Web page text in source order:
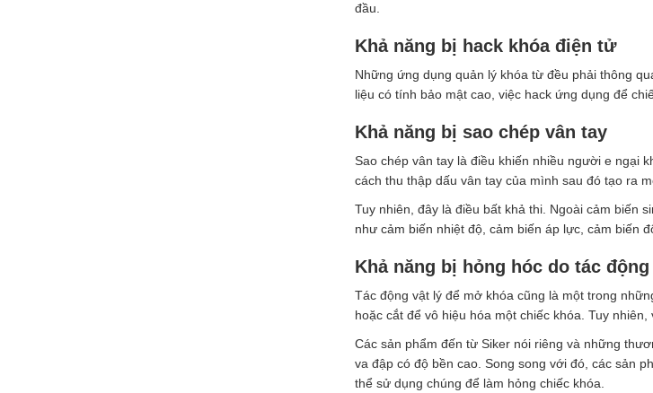
đầu.
Khả năng bị hack khóa điện tử
Những ứng dụng quản lý khóa từ đều phải thông
liệu có tính bảo mật cao, việc hack ứng dụng để
Khả năng bị sao chép vân tay
Sao chép vân tay là điều khiến nhiều người e ngại
cách thu thập dấu vân tay của mình sau đó tạo ra
Tuy nhiên, đây là điều bất khả thi. Ngoài cảm biến
như cảm biến nhiệt độ, cảm biến áp lực, cảm biến
Khả năng bị hỏng hóc do tác
Tác động vật lý để mở khóa cũng là một trong
hoặc cắt để vô hiệu hóa một chiếc khóa. Tuy
Các sản phẩm đến từ Siker nói riêng và những
va đập có độ bền cao. Song song với đó, các sản
thể sử dụng chúng để làm hỏng chiếc khóa.